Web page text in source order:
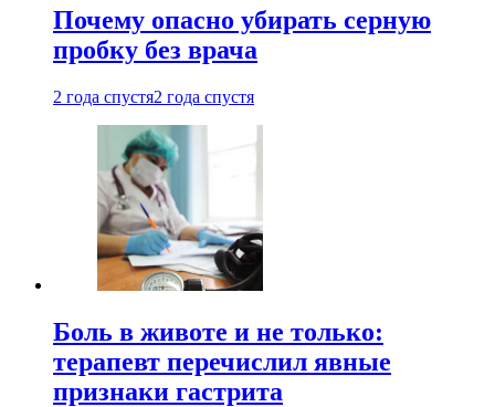
Почему опасно убирать серную
пробку без врача
2 года спустя2 года спустя
Боль в животе и не только:
терапевт перечислил явные
признаки гастрита